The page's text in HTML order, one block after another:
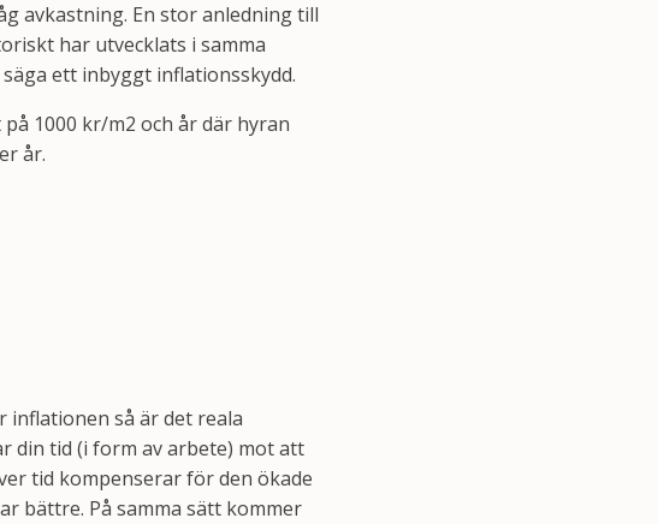
avkastning. En stor anledning till
har utvecklats i samma
ett inbyggt inflationsskydd.
1000 kr/m2 och år där hyran
år.
så är det reala
din tid (i form av arbete) mot att
tid kompenserar för den ökade
bättre. På samma sätt kommer